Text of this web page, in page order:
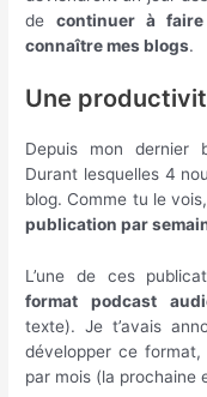
decontinuer à
connaître mes blogs.
Une
Depuis mon dernier
Durant lesquelles 4
blog. Comme tu le vois,
publication par
L’une de ces
format podcast
texte). Je t’avais
développer ce format,
par mois (la prochaine